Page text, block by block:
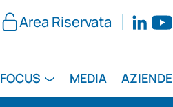
Area Riservata
FOCUS MEDIA AZIENDE